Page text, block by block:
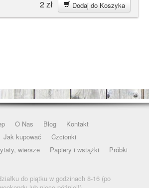
Dodaj do Koszyka
2 zł
O Nas Blog
Kontakt
Jak kupować
Czcionki
wiersze
Papiery i wstążki Próbki
do piątku w godzinach 8-16 (po